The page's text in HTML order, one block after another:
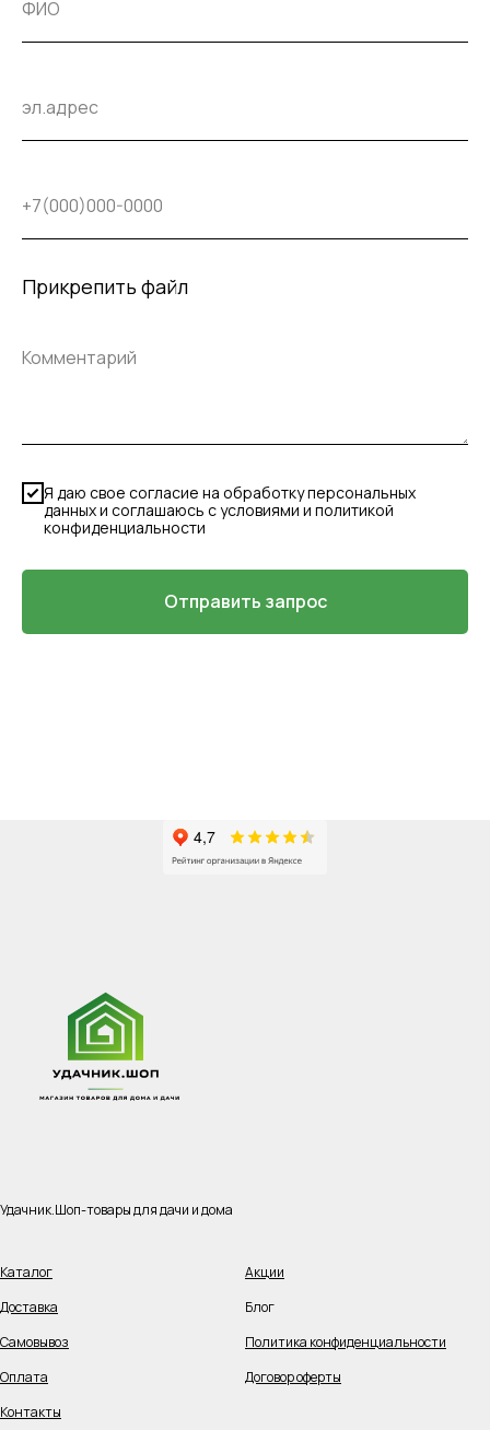
Прикрепить файл
Я даю свое согласие на обработку персональных
данных и соглашаюсь с условиями и политикой
конфиденциальности
Отправить запрос
Удачник.Шоп-товары для дачи и дома
Каталог
Доставка
Самовывоз
Оплата
Контакты
Акции
Блог
Политика конфиденциальности
Договор оферты